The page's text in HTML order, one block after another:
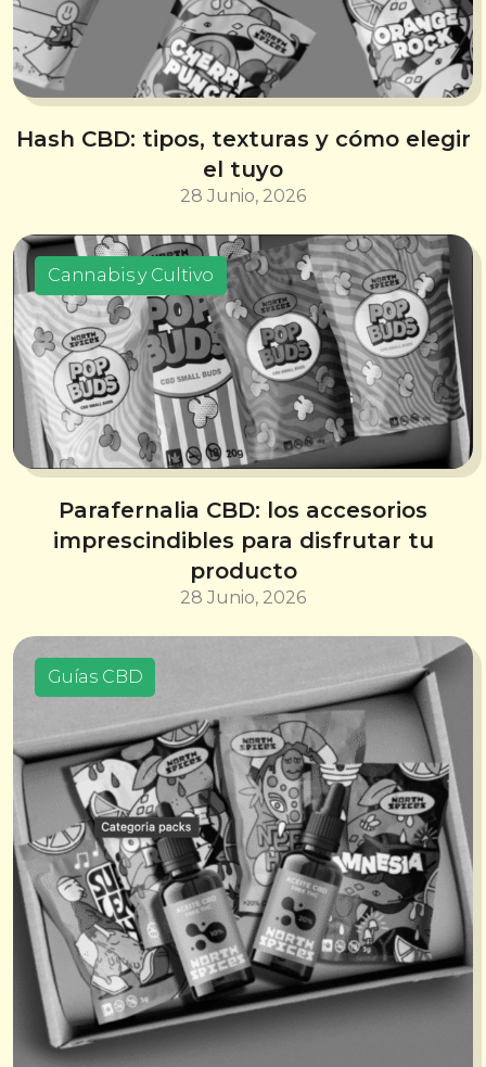
Hash CBD: tipos, texturas y cómo elegir
el tuyo
28 Junio, 2026
Cannabis y Cultivo
Parafernalia CBD: los accesorios
imprescindibles para disfrutar tu
producto
28 Junio, 2026
Guías CBD